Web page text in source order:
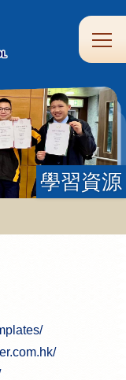
Main
學習資源